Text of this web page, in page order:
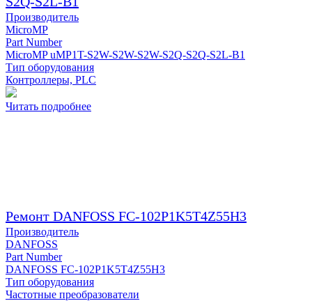
Производитель
MicroMP
Part Number
MicroMP uMP1T-S2W-S2W-S2W-S2Q-S2Q-S2L-B1
Тип оборудования
Контроллеры, PLC
Читать подробнее
Ремонт DANFOSS FC-102P1K5T4Z55H3
Производитель
DANFOSS
Part Number
DANFOSS FC-102P1K5T4Z55H3
Тип оборудования
Частотные преобразователи